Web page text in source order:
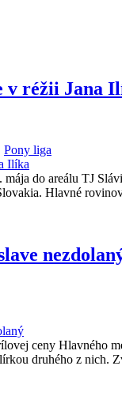
v réžii Jana
Pony liga
do areálu TJ
Hlavné
ceny Hlavného
druhého z nich.